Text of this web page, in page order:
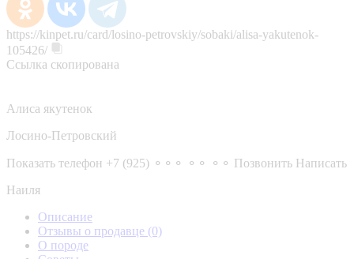
https://kinpet.ru/card/losino-petrovskiy/sobaki/alisa-yakutenok-
105426/
Ссылка скопирована
Алиса якутенок
Лосино-Петровский
Показать телефон +7 (925) ⚬⚬⚬ ⚬⚬ ⚬⚬ Позвонить Написать
Наиля
Описание
Отзывы о продавце (0)
О породе